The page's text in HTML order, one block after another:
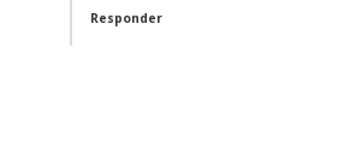
Responder